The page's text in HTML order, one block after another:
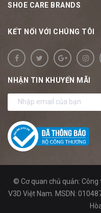
SHOE CARE BRANDS
KẾT NỐI VỚI CHÚNG TÔI
NHẬN TIN KHUYẾN MÃI
© Cơ quan chủ quản:
V3D Việt Nam. MSDN: